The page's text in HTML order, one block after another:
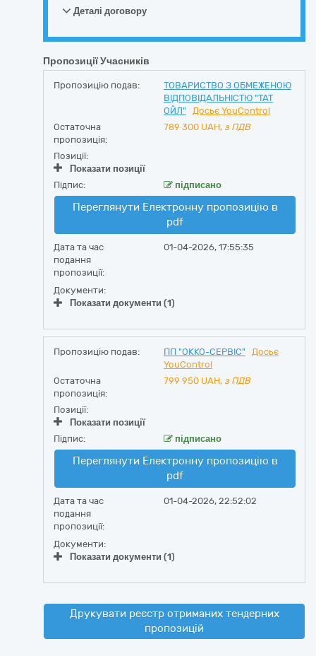
Деталі договору
Пропозиції Учасників
Пропозицію подав:
ТОВАРИСТВО З ОБМЕЖЕНОЮ
ВІДПОВІДАЛЬНІСТЮ "ТАТ
ОЙЛ"
Досьє YouControl
Остаточна
пропозиція:
789 300 UAH, з ПДВ
Позиції:
Показати позиції
Підпис:
підписано
Переглянути Електронну пропозицію в
pdf
Дата та час
подання
пропозиції:
01-04-2026, 17:55:35
Документи:
Показати документи (1)
Пропозицію подав: ПП "ОККО-СЕРВІС"
Досьє
YouControl
Остаточна
пропозиція:
799 950 UAH, з ПДВ
Позиції:
Показати позиції
Підпис:
підписано
Переглянути Електронну пропозицію в
pdf
Дата та час
подання
пропозиції:
01-04-2026, 22:52:02
Документи:
Показати документи (1)
Друкувати реєстр отриманих тендерних
пропозицій